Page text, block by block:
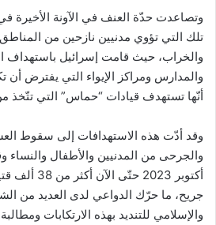
وتصاعدت حدّة العنف في الآونة الأخيرة
تلك التي تؤوي مدنيين نازحين من
والخراب، حيث قامت إسرائيل باستهداف
والمدارس ومراكز الإيواء التي يفترض أن
أنّها تستهدف قيادات “حماس” التي تتّخذ
وقد أدّت هذه الاستهدافات إلى سقوط
جريح، ما حرّك الدواعي لدى العديد من
والإسلامي للتنديد بهذه الارتكابات